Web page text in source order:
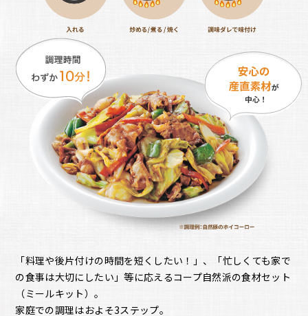
「料理や後片付けの時間を短くしたい！」、「忙しくても家で
の食事は大切にしたい」等に応えるコープ自然派の食材セット
（ミールキット）。
家庭での調理はおよそ3ステップ。